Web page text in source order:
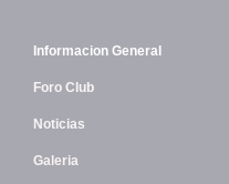
Informacion General
Foro Club
Noticias
Galeria